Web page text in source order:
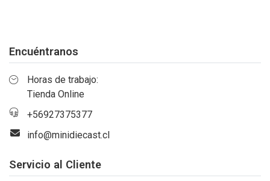
Encuéntranos
Horas de trabajo:
Tienda Online
+56927375377
info@minidiecast.cl
Servicio al Cliente